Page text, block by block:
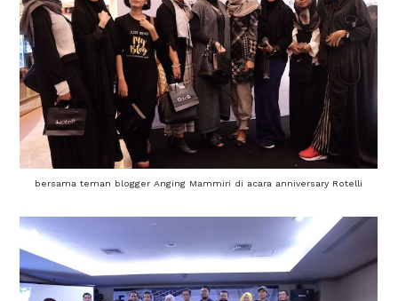
bersama teman blogger Anging Mammiri di acara anniversary Rotelli